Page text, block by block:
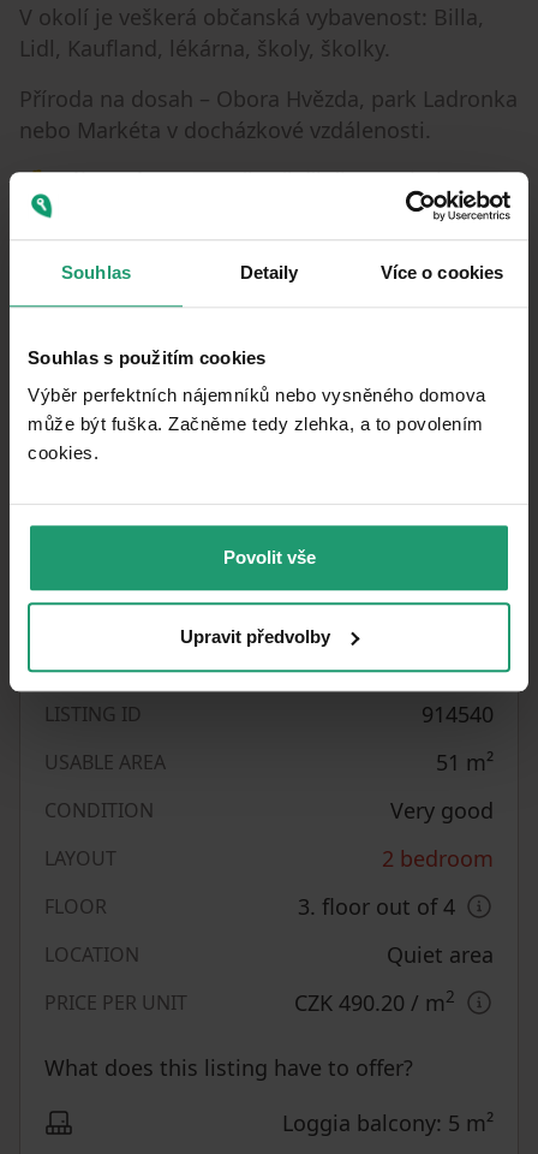
Souhlas Detaily Více o cookies
Souhlas s použitím cookies
Výběr perfektních nájemníků nebo vysněného domova
může být fuška. Začněme tedy zlehka, a to povolením
cookies.​
Povolit vše
Upravit předvolby
V okolí je veškerá občanská vybavenost: Billa,
Lidl, Kaufland, lékárna, školy, školky.
Příroda na dosah – Obora Hvězda, park Ladronka
nebo Markéta v docházkové vzdálenosti.
💰 Nájemné: 25 000 Kč/měsíčně + poplatky (pro
2 osoby)
💰 Poplatky: služby 4500 Kč + elektřina
🔐 Kauce: 75 000 Kč (tři měsíční nájmy)
📅 K nastěhování: od 1.8. 2026
📆 Preferujeme dlouhodobý pronájem
Property characteristics
FULLY FURNISHED Unfurnished
LISTING ID 914540
USABLE AREA 51 m²
CONDITION Very good
LAYOUT 2 bedroom
FLOOR 3. floor out of 4
LOCATION Quiet area
PRICE PER UNIT CZK 490.20 / m2
What does this listing have to offer?
Loggia balcony: 5 m²